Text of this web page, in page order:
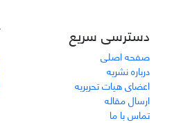
دسترسی سریع
صفحه اصلی
درباره نشریه
اعضای هیات تحریریه
ارسال مقاله
تماس با ما